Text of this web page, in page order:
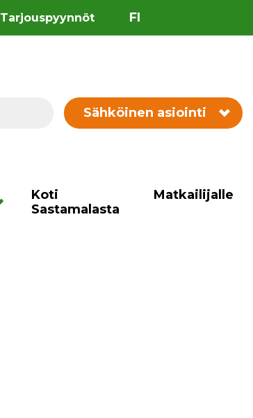
Tarjouspyynnöt FI
Sähköinen asiointi
Koti
Sastamalasta
Matkailijalle